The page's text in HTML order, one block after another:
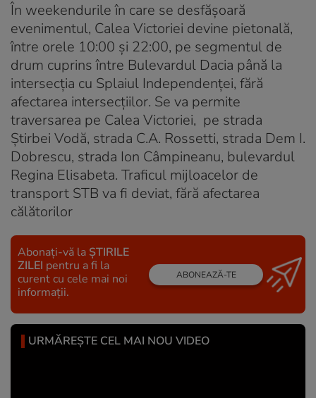
În weekendurile în care se desfășoară
evenimentul, Calea Victoriei devine pietonală,
între orele 10:00 și 22:00, pe segmentul de
drum cuprins între Bulevardul Dacia până la
intersecția cu Splaiul Independenței, fără
afectarea intersecțiilor. Se va permite
traversarea pe Calea Victoriei, pe strada
Știrbei Vodă, strada C.A. Rossetti, strada Dem I.
Dobrescu, strada Ion Câmpineanu, bulevardul
Regina Elisabeta. Traficul mijloacelor de
transport STB va fi deviat, fără afectarea
călătorilor
Abonați-vă la ȘTIRILE
ZILEI pentru a fi la
curent cu cele mai noi
informații.
ABONEAZĂ-TE
URMĂREȘTE CEL MAI NOU VIDEO